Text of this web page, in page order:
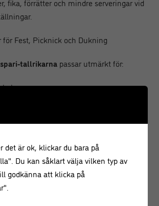
fika, förrätter och mindre serveringar vid
för Fest, Picknick och Dukning
tallrikarna passar utmärkt för:
fika
gör det enkelt att skapa en exklusiv
kompromissa med bekvämligheten.
det är ok, klickar du bara på
Du kan såklart välja vilken typ av
godkänna att klicka på